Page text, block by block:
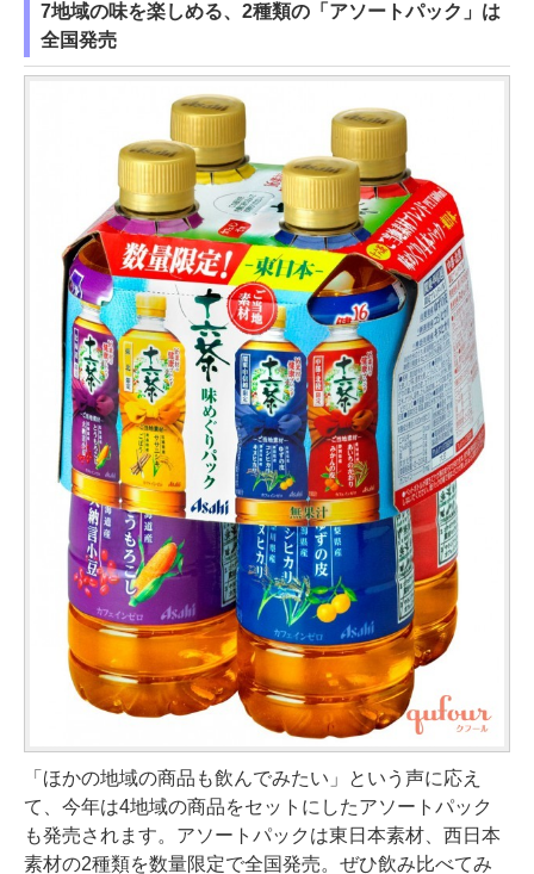
7地域の味を楽しめる、2種類の「アソートパック」は
全国発売
「ほかの地域の商品も飲んでみたい」という声に応え
て、今年は4地域の商品をセットにしたアソートパック
も発売されます。アソートパックは東日本素材、西日本
素材の2種類を数量限定で全国発売。ぜひ飲み比べてみ